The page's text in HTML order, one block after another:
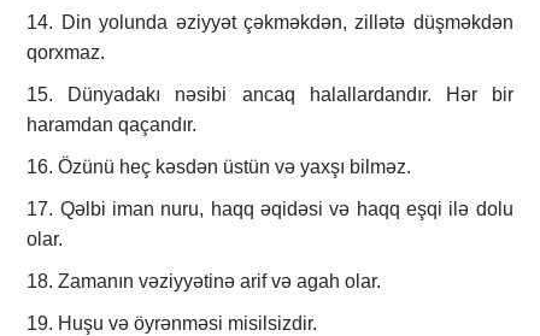
14. Din yolunda əziyyət çəkməkdən, zillətə düşməkdən
qorxmaz.
15. Dünyadakı nəsibi ancaq halallardandır. Hər bir
haramdan qaçandır.
16. Özünü heç kəsdən üstün və yaxşı bilməz.
17. Qəlbi iman nuru, haqq əqidəsi və haqq eşqi ilə dolu
olar.
18. Zamanın vəziyyətinə arif və agah olar.
19. Huşu və öyrənməsi misilsizdir.